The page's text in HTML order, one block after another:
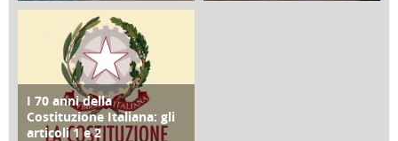
25 Giugno 2016
FOCUS
I 70 anni della
Costituzione Italiana: gli
articoli 1 e 2